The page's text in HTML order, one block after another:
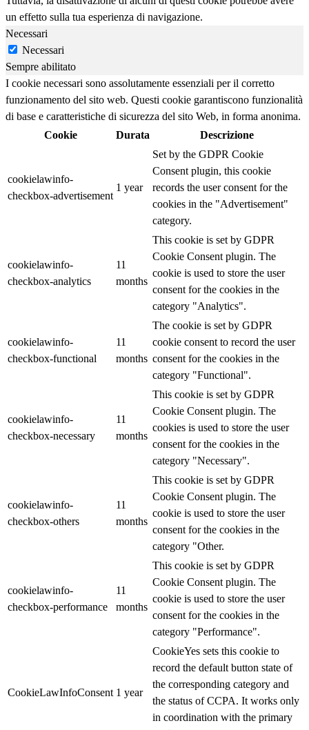
un effetto sulla tua esperienza di navigazione.
Necessari
Necessari
Sempre abilitato
I cookie necessari sono assolutamente essenziali per il corretto
funzionamento del sito web. Questi cookie garantiscono funzionalità
di base e caratteristiche di sicurezza del sito Web, in forma anonima.
Cookie
Durata Descrizione
cookielawinfo-
checkbox-advertisement
1 year
Set by the GDPR Cookie
Consent plugin, this cookie
records the user consent for the
cookies in the "Advertisement"
category.
cookielawinfo-
checkbox-analytics
11
months
This cookie is set by GDPR
Cookie Consent plugin. The
cookie is used to store the user
consent for the cookies in the
category "Analytics".
cookielawinfo-
checkbox-functional
11
months
The cookie is set by GDPR
cookie consent to record the user
consent for the cookies in the
category "Functional".
cookielawinfo-
checkbox-necessary
11
months
This cookie is set by GDPR
Cookie Consent plugin. The
cookies is used to store the user
consent for the cookies in the
category "Necessary".
cookielawinfo-
checkbox-others
11
months
This cookie is set by GDPR
Cookie Consent plugin. The
cookie is used to store the user
consent for the cookies in the
category "Other.
cookielawinfo-
checkbox-performance
11
months
This cookie is set by GDPR
Cookie Consent plugin. The
cookie is used to store the user
consent for the cookies in the
category "Performance".
CookieLawInfoConsent 1 year
CookieYes sets this cookie to
record the default button state of
the corresponding category and
the status of CCPA. It works only
in coordination with the primary